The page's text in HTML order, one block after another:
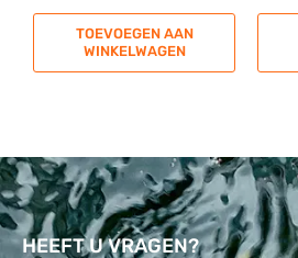
TOEVOEGEN AAN
WINKELWAGEN
HEEFT U VRAGEN?